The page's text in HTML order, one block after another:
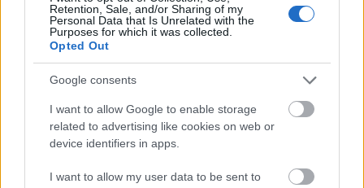
Retention, Sale, and/or Sharing of my
Personal Data that Is Unrelated with the
Purposes for which it was collected.
Opted Out
Google consents
I want to allow Google to enable storage
related to advertising like cookies on web or
device identifiers in apps.
I want to allow my user data to be sent to
ha riportato una
lesione del gemello
mediale della gamba
sinistra. Non sarà
disponibile